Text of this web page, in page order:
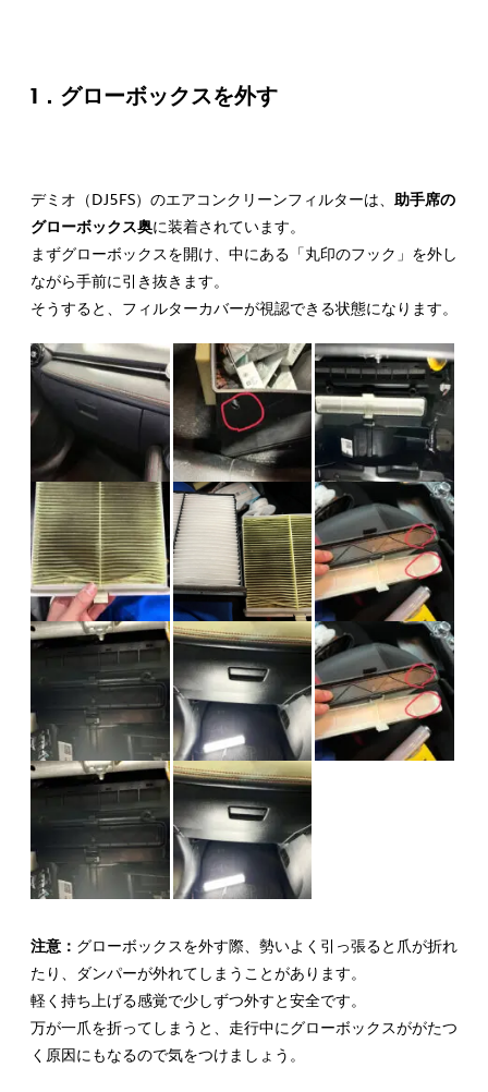
1．グローボックスを外す
デミオ（DJ5FS）のエアコンクリーンフィルターは、 助手席の
グローボックス奥に装着されています。
まずグローボックスを開け、中にある 「丸印のフック」 を外し
ながら手前に引き抜きます。
そうすると、フィルターカバーが視認できる状態になります。
注意： グローボックスを外す際、勢いよく引っ張ると爪が折れ
たり、ダンパーが外れてしまうことがあります。
軽く持ち上げる感覚で少しずつ外すと安全です。
万が一爪を折ってしまうと、走行中にグローボックスががたつ
く原因にもなるので気をつけましょう。